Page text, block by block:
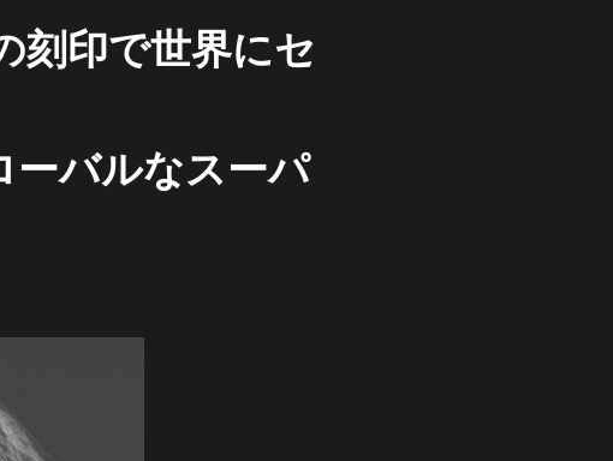
刻印で世界にセ
ーバルなスーパ